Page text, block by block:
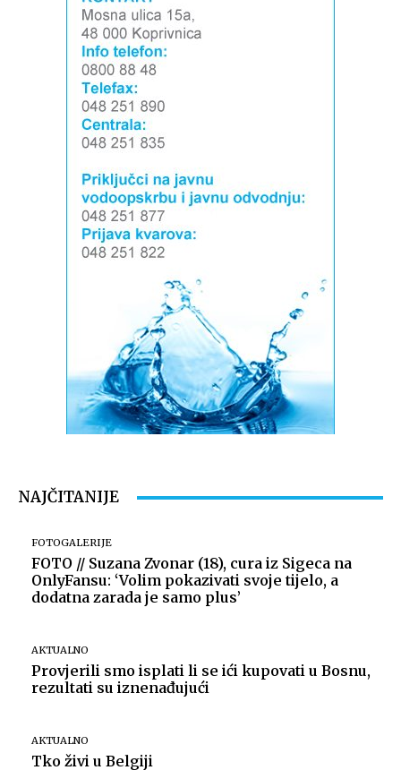
NAJČITANIJE
FOTOGALERIJE
FOTO // Suzana Zvonar (18), cura iz Sigeca na
OnlyFansu: ‘Volim pokazivati svoje tijelo, a
dodatna zarada je samo plus’
AKTUALNO
Provjerili smo isplati li se ići kupovati u Bosnu,
rezultati su iznenađujući
AKTUALNO
Tko živi u Belgiji